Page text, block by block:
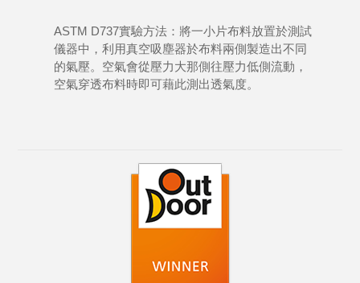
ASTM D737實驗方法：將一小片布料放置於測試
儀器中，利用真空吸塵器於布料兩側製造出不同
的氣壓。空氣會從壓力大那側往壓力低側流動，
空氣穿透布料時即可藉此測出透氣度。